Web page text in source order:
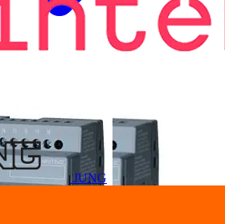
JUNG